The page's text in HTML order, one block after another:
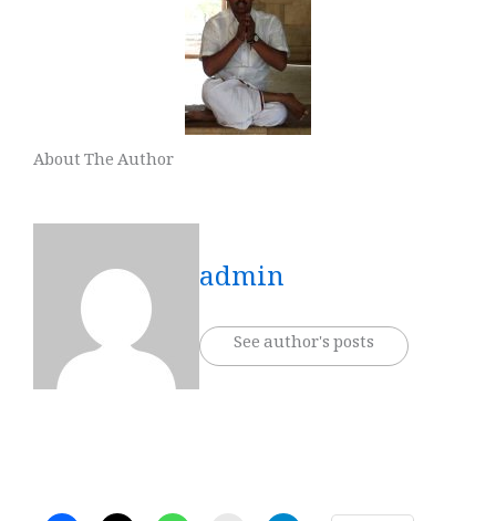
About The Author
admin
See author's posts